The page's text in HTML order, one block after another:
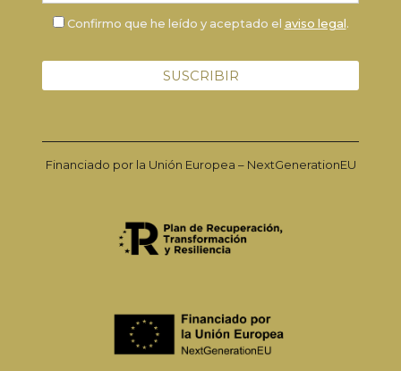
Confirmo que he leído y aceptado el aviso legal.
Financiado por la Unión Europea – NextGenerationEU